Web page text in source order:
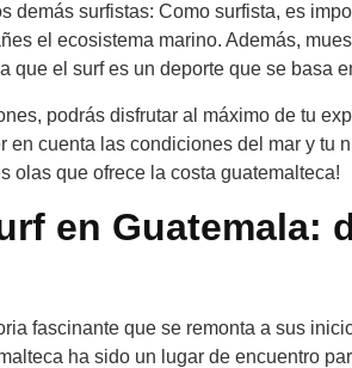
demás surfistas: Como surfista, es
el ecosistema marino. Además,
que el surf es un deporte que se basa
podrás disfrutar al máximo de tu
en cuenta las condiciones del mar y tu
olas que ofrece la costa guatemalteca!
en Guatemala:
fascinante que se remonta a sus
ha sido un lugar de encuentro